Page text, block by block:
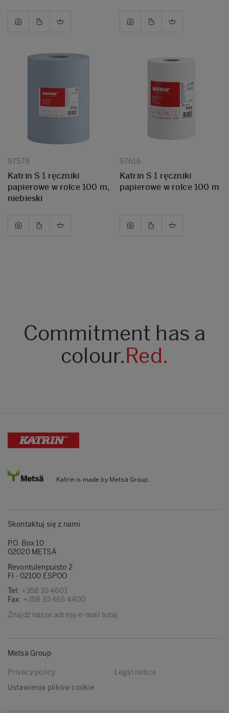
97579
Katrin S 1 ręczniki
papierowe w rolce 100 m,
niebieski
97616
Katrin S 1 ręczniki
papierowe w rolce 100 m
Commitment has a
colour.Red.
Katrin is made by Metsä Group.
Skontaktuj się z nami
P.O. Box 10
02020 METSÄ
Revontulenpuisto 2
FI - 02100 ESPOO
Tel: +358 10 4601
Fax: +358 10 465 4400
Znajdź nasze adresy e-mail tutaj
Metsä Group
Privacy policy
Legal notice
Ustawienia plików cookie